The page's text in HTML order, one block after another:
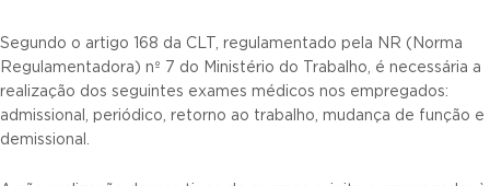
Segundo o artigo 168 da CLT, regulamentado pela NR (Norma
Regulamentadora) nº 7 do Ministério do Trabalho, é necessária a
realização dos seguintes exames médicos nos empregados:
admissional, periódico, retorno ao trabalho, mudança de função e
demissional.